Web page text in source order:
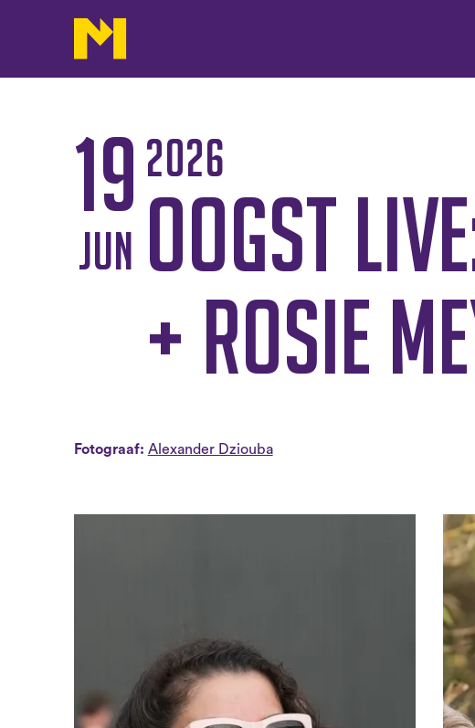
19
jun
2026
Oogst
+ Rosie
Fotograaf: Alexander Dziouba